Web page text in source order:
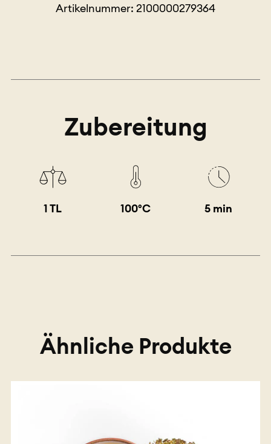
Artikelnummer: 2100000279364
Zubereitung
1 TL 100°C 5 min
Ähnliche Produkte